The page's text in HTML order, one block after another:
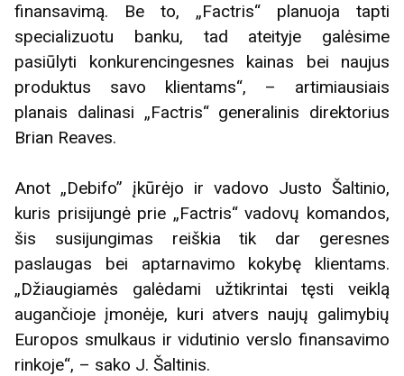
finansavimą. Be to, „Factris“ planuoja tapti
specializuotu banku, tad ateityje galėsime
pasiūlyti konkurencingesnes kainas bei naujus
produktus savo klientams“, – artimiausiais
planais dalinasi „Factris“ generalinis direktorius
Brian Reaves.
Anot „Debifo” įkūrėjo ir vadovo Justo Šaltinio,
kuris prisijungė prie „Factris“ vadovų komandos,
šis susijungimas reiškia tik dar geresnes
paslaugas bei aptarnavimo kokybę klientams.
„Džiaugiamės galėdami užtikrintai tęsti veiklą
augančioje įmonėje, kuri atvers naujų galimybių
Europos smulkaus ir vidutinio verslo finansavimo
rinkoje“, – sako J. Šaltinis.